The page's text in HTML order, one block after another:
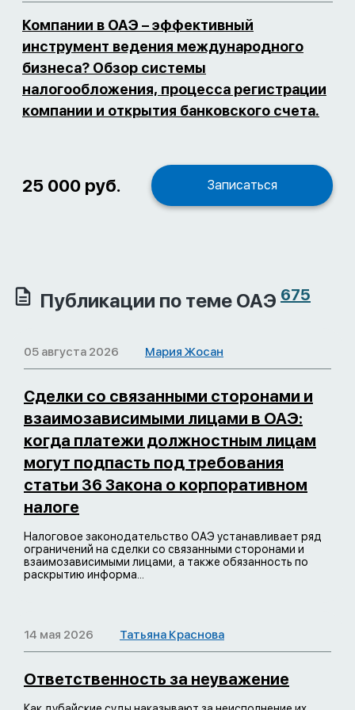
Компании в ОАЭ – эффективный
инструмент ведения международного
бизнеса? Обзор системы
налогообложения, процесса регистрации
компании и открытия банковского счета.
25 000 руб. Записаться
Публикации по теме ОАЭ 675
05 августа 2026 Мария Жосан
Сделки со связанными сторонами и
взаимозависимыми лицами в ОАЭ:
когда платежи должностным лицам
могут подпасть под требования
статьи 36 Закона о корпоративном
налоге
Налоговое законодательство ОАЭ устанавливает ряд
ограничений на сделки со связанными сторонами и
взаимозависимыми лицами, а также обязанность по
раскрытию информа...
14 мая 2026 Татьяна Краснова
Ответственность за неуважение